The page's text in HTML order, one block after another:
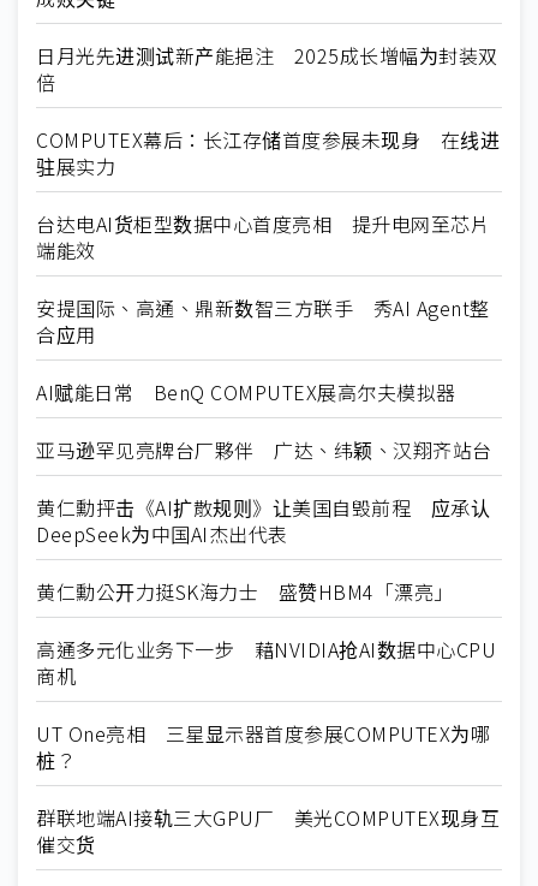
日月光先进测试新产能挹注 2025成长增幅为封装双
倍
COMPUTEX幕后：长江存储首度参展未现身 在线进
驻展实力
台达电AI货柜型数据中心首度亮相 提升电网至芯片
端能效
安提国际、高通、鼎新数智三方联手 秀AI Agent整
合应用
AI赋能日常 BenQ COMPUTEX展高尔夫模拟器
亚马逊罕见亮牌台厂夥伴 广达、纬颖、汉翔齐站台
黄仁勳抨击《AI扩散规则》让美国自毁前程 应承认
DeepSeek为中国AI杰出代表
黄仁勳公开力挺SK海力士 盛赞HBM4「漂亮」
高通多元化业务下一步 藉NVIDIA抢AI数据中心CPU
商机
UT One亮相 三星显示器首度参展COMPUTEX为哪
桩？
群联地端AI接轨三大GPU厂 美光COMPUTEX现身互
催交货